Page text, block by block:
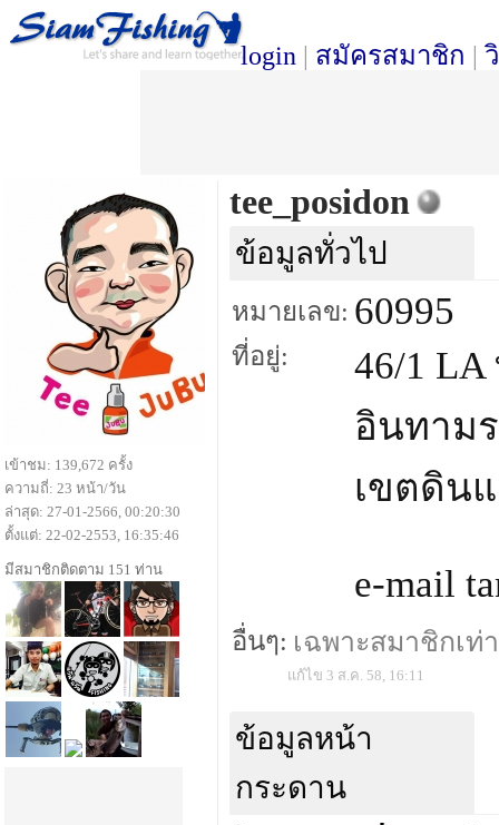
login | สมัครสมาชิก |
tee_posidon
ข้อมูลทั่วไป
หมายเลข: 60995
ที่อยู่:
46/1
อินทาม
เขตดินแ
e-mail
อื่นๆ: เฉพาะสมาชิกเ
แก้ไข 3 ส.ค. 58, 16:11
ข้อมูลหน้า
กระดาน
เข้าชม: 139,672 ครั้ง
ความถี่: 23 หน้า/วัน
ล่าสุด: 27-01-2566, 00:20:30
ตั้งแต่: 22-02-2553, 16:35:46
มีสมาชิกติดตาม 151 ท่าน